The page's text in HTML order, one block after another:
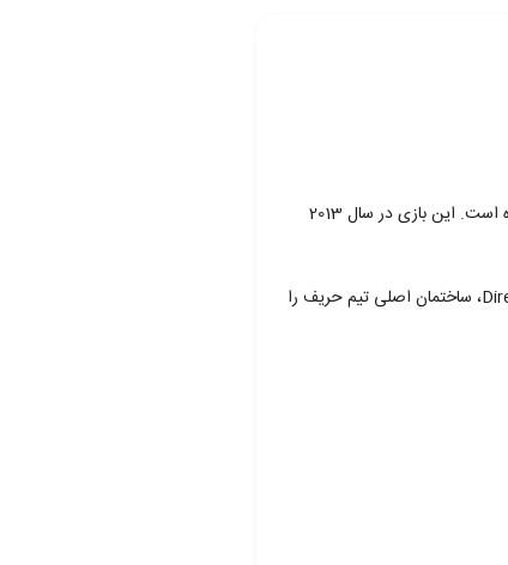
اکانت دوتا 2 (Dota 2) یک بازی آنلاین چندنفره در سبک استراتژی و نقش‌آفرینی در زمان واقعی (MOBA) است که توسط شرکت ولو (Valve) توسعه و منتشر شده است. این بازی در سال 2013
در دوتا 2، دو تیم پنج نفره با یکدیگر رقابت می‌کنند. یک تیم به عنوان Radiant و تیم دیگر به عنوان Dire شناخته می‌شوند. هدف بازی این است که تیم Radiant یا Dire، ساختمان اصلی تیم حریف را